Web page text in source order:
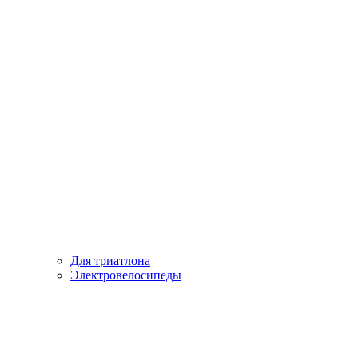
Для триатлона
Электровелосипеды